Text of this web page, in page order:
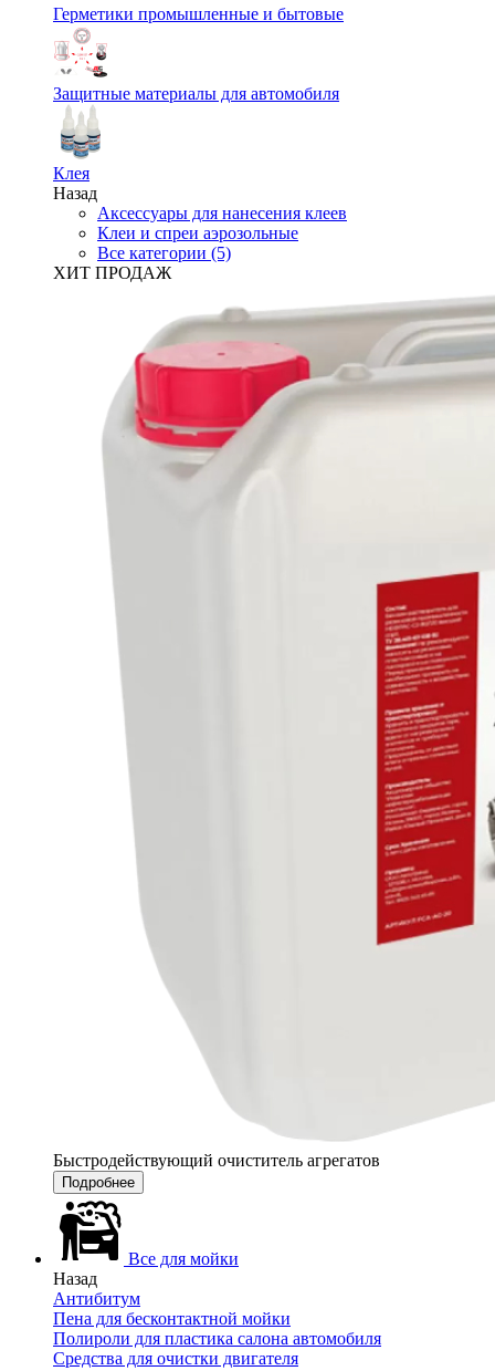
Герметики промышленные и бытовые
Защитные материалы для автомобиля
Клея
Назад
Аксессуары для нанесения клеев
Клеи и спреи аэрозольные
Все категории (5)
ХИТ ПРОДАЖ
Быстродействующий очиститель агрегатов
Подробнее
Все для мойки
Назад
Антибитум
Пена для бесконтактной мойки
Полироли для пластика салона автомобиля
Средства для очистки двигателя